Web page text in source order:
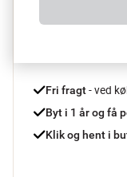
Fri fragt - ved
Byt i 1 år og få
Klik og hent i